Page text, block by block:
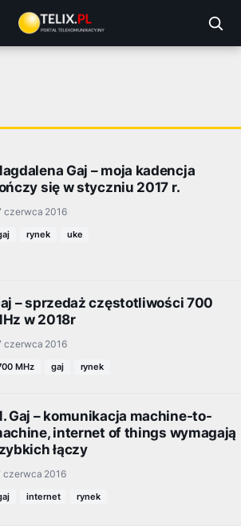
Gaj – moja kadencja
się w styczniu 2017 r.
czerwca 2016
rynek uke
– sprzedaż częstotliwości 700
w 2018r
czerwca 2016
MHz gaj rynek
Gaj – komunikacja machine-to-
internet of things wymagają
łączy
czerwca 2016
internet rynek